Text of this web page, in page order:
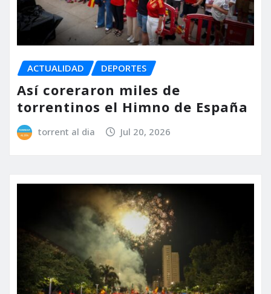
ACTUALIDAD DEPORTES
Así coreraron miles de
torrentinos el Himno de España
torrent al dia Jul 20, 2026